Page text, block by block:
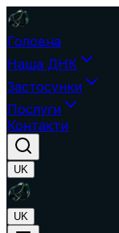
Головна
Наша ДНК
Застосунки
Послуги
Контакти
UK
UK